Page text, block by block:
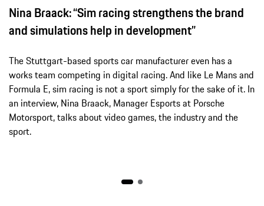
Nina Braack: “Sim racing strengthens the brand
and simulations help in development”
The Stuttgart-based sports car manufacturer even has a
works team competing in digital racing. And like Le Mans and
Formula E, sim racing is not a sport simply for the sake of it. In
an interview, Nina Braack, Manager Esports at Porsche
Motorsport, talks about video games, the industry and the
sport.